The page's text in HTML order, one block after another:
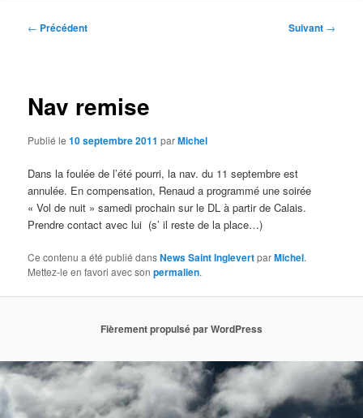
Navigation
← Précédent Suivant →
Nav remise
Publié le10 septembre 2011 parMichel
Dans la foulée de l’été pourri, la nav. du 11 septembre est
annulée. En compensation, Renaud a programmé une soirée
« Vol de nuit » samedi prochain sur le DL à partir de Calais.
Prendre contact avec lui (s’ il reste de la place…)
Ce contenu a été publié dansNews Saint InglevertparMichel.
Mettez-le en favori avec sonpermalien.
Fièrement propulsé par WordPress